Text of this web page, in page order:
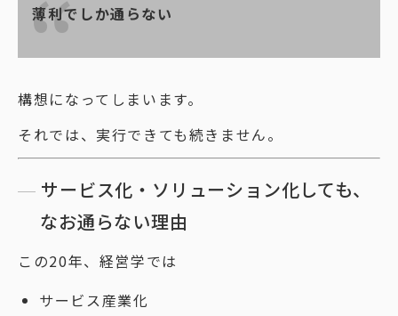
薄利でしか通らない
構想になってしまいます。
それでは、実行できても続きません。
サービス化・ソリューション化しても、
なお通らない理由
この20年、経営学では
サービス産業化